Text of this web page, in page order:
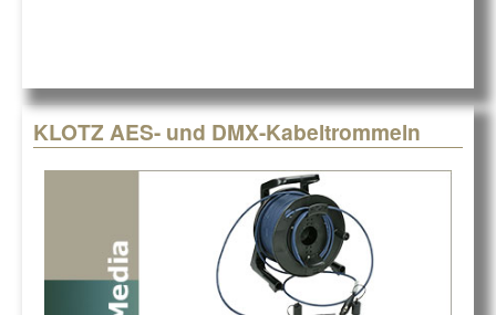
KLOTZ AES- und DMX-Kabeltrommeln